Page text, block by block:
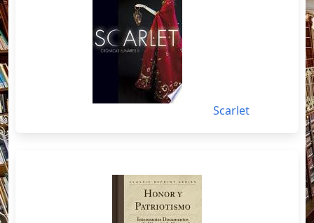
Scarlet